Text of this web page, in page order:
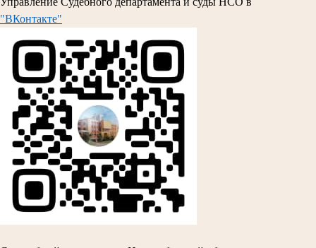
"ВКонтакте"